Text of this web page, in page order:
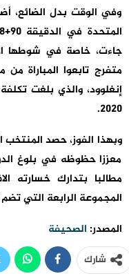
وفي الوقت بدل الضائع،
متفرج تابعوا المباراة
2020.
وبهذا الفوز، حصد المنتخب
معززا حظوظه في بلوغ
مطالبا بتدارك خسارته
المجموعة الرابعة التي
المصدر: الصحيفة
شارك